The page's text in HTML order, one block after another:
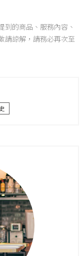
到的商品、服務內容、
請諒解，請務必再次至